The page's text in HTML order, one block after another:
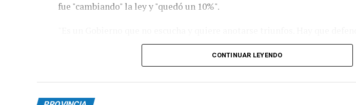
fue "cambiando" la ley y "quedó un 10%".
pueden estar rematando el país. Este modelo nos lleva a un callejón, sin
Con respecto a la movilización religiosa, Kicillof dijo: "No venimos a
protagonismo, es un día de fe, la idea no es partidizar, vengo a acompañar
CONTINUAR LEYENDO